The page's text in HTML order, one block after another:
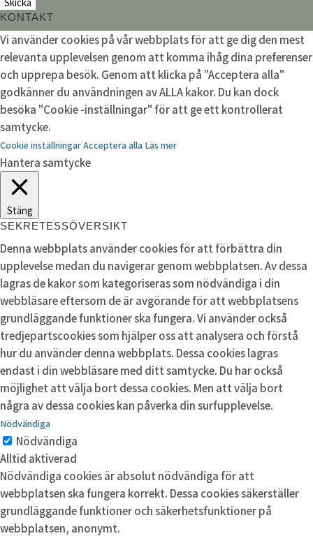
KONTAKT
Vi använder cookies på vår webbplats för att ge dig den mest
relevanta upplevelsen genom att komma ihåg dina preferenser
och upprepa besök. Genom att klicka på "Acceptera alla"
godkänner du användningen av ALLA kakor. Du kan dock
besöka "Cookie -inställningar" för att ge ett kontrollerat
samtycke.
Cookie inställningarAcceptera alla Läs mer
Hantera samtycke
Stäng
SEKRETESSÖVERSIKT
Denna webbplats använder cookies för att förbättra din
upplevelse medan du navigerar genom webbplatsen. Av dessa
lagras de kakor som kategoriseras som nödvändiga i din
webbläsare eftersom de är avgörande för att webbplatsens
grundläggande funktioner ska fungera. Vi använder också
tredjepartscookies som hjälper oss att analysera och förstå
hur du använder denna webbplats. Dessa cookies lagras
endast i din webbläsare med ditt samtycke. Du har också
möjlighet att välja bort dessa cookies. Men att välja bort
några av dessa cookies kan påverka din surfupplevelse.
Nödvändiga
Nödvändiga
Alltid aktiverad
Nödvändiga cookies är absolut nödvändiga för att
webbplatsen ska fungera korrekt. Dessa cookies säkerställer
grundläggande funktioner och säkerhetsfunktioner på
webbplatsen, anonymt.